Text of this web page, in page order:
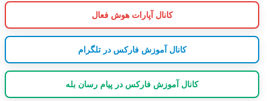
کانال آپارات هوش فعال
کانال آموزش فارکس در تلگرام
کانال آموزش فارکس در پیام رسان بله